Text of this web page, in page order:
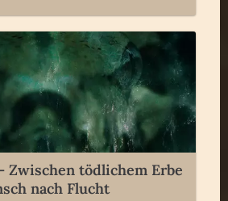
Zwischen tödlichem Erbe
nach Flucht